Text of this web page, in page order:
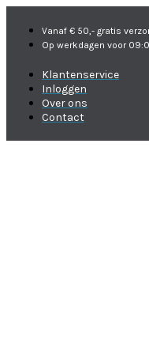
Vanaf € 50,- gratis
Op werkdagen voor
Klantenservice
Inloggen
Over ons
Contact